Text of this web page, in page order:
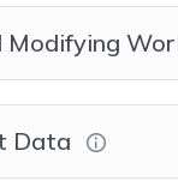
Modifying
Data